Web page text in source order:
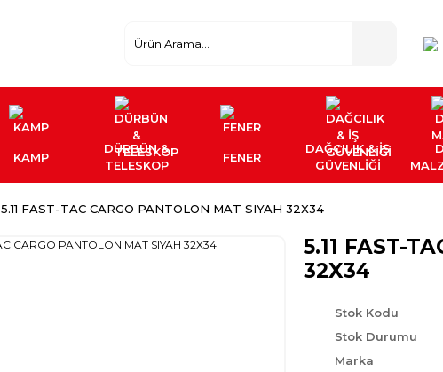
KAMP
DÜRBÜN &
TELESKOP
FENER
DAĞCILIK & İŞ
GÜVENLİĞİ
5.11 FAST-TAC CARGO PANTOLON MAT SIYAH 32X34
5.11 FAST-
32X34
Stok Kodu
Stok Durumu
Marka